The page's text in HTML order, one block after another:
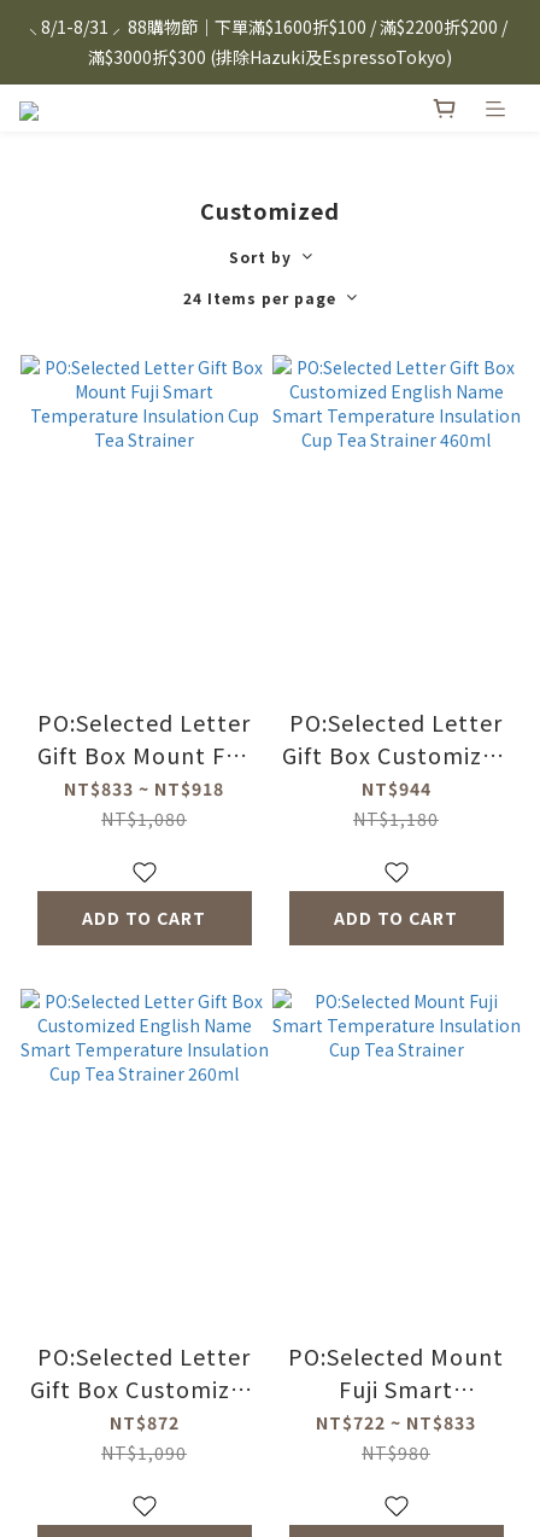
⸜ 8/1-8/31 ⸝  88購物節｜下單滿$1600折$100 / 滿$2200折$200 /
滿$3000折$300 (排除Hazuki及EspressoTokyo)
⸜ 8/1-8/31 ⸝  88購物節｜下單滿$1600折$100 / 滿$2200折$200 /
滿$3000折$300 (排除Hazuki及EspressoTokyo)
日本Hazuki眼鏡式放大鏡｜單入$3288 贈品牌保溫杯 (贈完為止)
🤍 iPhone 16 手機殼熱銷中🔥
滿$3000折$300 (排除Hazuki及EspressoTokyo)
Customized
Sort by
24 Items per page
PO:Selected Letter
Gift Box Mount Fuji
Smart Temperature
Insulation Cup Tea
NT$833 ~ NT$918
NT$1,080
ADD TO CART
PO:Selected Letter
Gift Box Customized
English Name Smart
Temperature
Strainer 460ml
NT$944
NT$1,180
ADD TO CART
PO:Selected Letter
Gift Box Customized
English Name Smart
Temperature
Strainer 260ml
NT$872
NT$1,090
PO:Selected Mount
Fuji Smart
Temperature
Insulation Cup Tea
NT$722 ~ NT$833
NT$980